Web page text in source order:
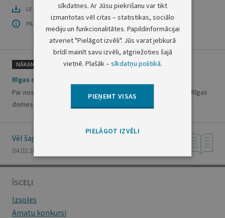
LEJUPLĀDĒT LAIDIENU (PDF)
PAR OFICIĀLO IZDEVUMU
NĀKAMAIS
Rīgas domes lēmums Nr.848
Par nosaukumu piešķiršanu ielām Katlakalnā un grozījumiem Rīgas
domes 03.02.1998. lēmumā Nr.5536
Vēl šajā numurā
04.02.2010., Nr. 20
ĪSCEĻI
Izsoles
Amatu konkursi
sīkdatnes. Ar Jūsu piekrišanu var tikt
izmantotas vēl citas – statistikas, sociālo
mediju un funkcionalitātes. Papildinformācijai
atveriet "Pielāgot izvēli". Jūs varat jebkurā
brīdī mainīt savu izvēli, atgriežoties šajā
vietnē. Plašāk –sīkdatņu politikā.
PIEŅEMT VISAS
PIELĀGOT IZVĒLI